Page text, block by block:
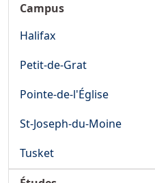
Campus
Halifax
Petit-de-Grat
Pointe-de-l'Église
St-Joseph-du-Moine
Tusket